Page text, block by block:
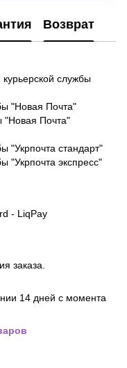
Возврат
службы
"Новая Почта"
"Новая Почта"
"Укрпочта стандарт"
"Укрпочта экспресс"
- LiqPay
заказа.
14 дней с момента